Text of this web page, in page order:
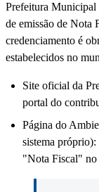
Prefeitura Municipal
de emissão de Nota
credenciamento é
estabelecidos no
Site oficial da
portal do
Página do
sistema
"Nota Fiscal" no